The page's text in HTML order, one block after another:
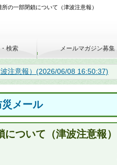
の一部閉鎖について（津波注意報）
注意報）(2026/06/08 16:50:37)
メール
ついて（津波注意報）
検索 メールマガジン募集